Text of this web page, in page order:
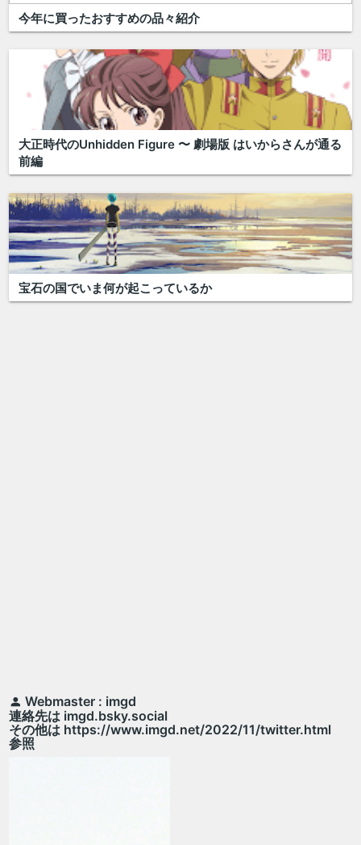
今年に買ったおすすめの品々紹介
大正時代のUnhidden Figure 〜 劇場版 はいからさんが通る
前編
宝石の国でいま何が起こっているか
Webmaster : imgd
連絡先は imgd.bsky.social
その他は https://www.imgd.net/2022/11/twitter.html
参照